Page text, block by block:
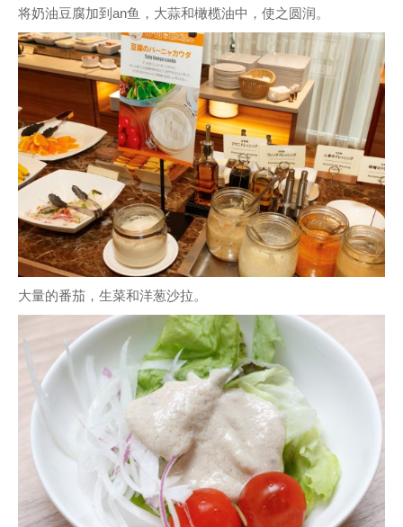
将奶油豆腐加到an鱼，大蒜和橄榄油中，使之圆润。
大量的番茄，生菜和洋葱沙拉。